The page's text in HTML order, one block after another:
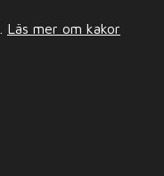
Läs mer om kakor